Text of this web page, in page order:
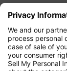
estar
Economy
Economy
Poderão
registadaou